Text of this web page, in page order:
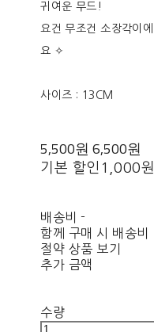
귀여운 무드!
요건 무조건 소장각이에
요 ✧
사이즈 : 13CM
5,500원6,500원
기본 할인 1,000원
배송비 -
함께 구매 시 배송비
절약 상품 보기
추가 금액
수량